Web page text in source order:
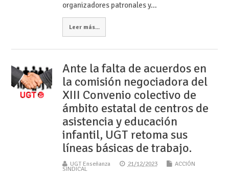
organizadores patronales y…
Leer más...
Ante la falta de acuerdos en
la comisión negociadora del
XIII Convenio colectivo de
ámbito estatal de centros de
asistencia y educación
infantil, UGT retoma sus
líneas básicas de trabajo.
UGT Enseñanza 21/12/2023 ACCIÓN
SINDICAL